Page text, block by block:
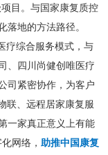
目。与国家康复质控
落地的方法路径。
疗综合服务模式，与
、四川尚健创唯医疗
司紧密协作，为客户
联、远程居家康复服
一家真正意义上有能
网络， 助推中国康复